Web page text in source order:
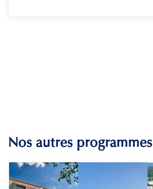
Nos autres programmes